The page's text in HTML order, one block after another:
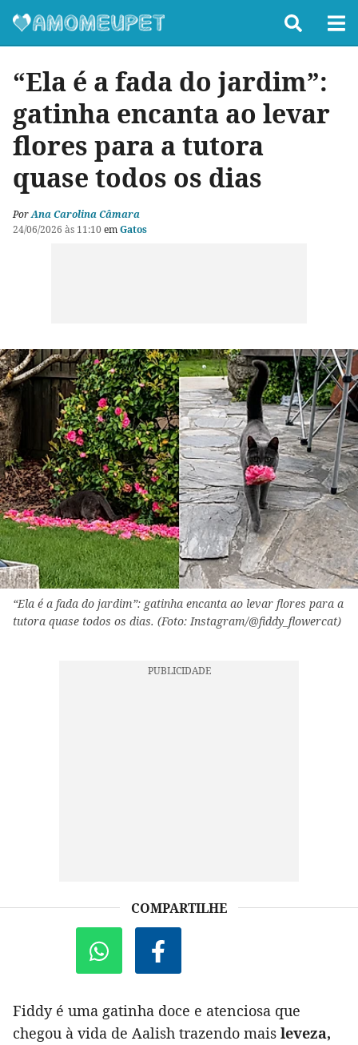
“Ela é a fada do jardim”:
gatinha encanta ao levar
flores para a tutora
quase todos os dias
PorAna Carolina Câmara
24/06/2026 às 11:10 emGatos
“Ela é a fada do jardim”: gatinha encanta ao levar flores para a
tutora quase todos os dias. (Foto: Instagram/@fiddy_flowercat)
COMPARTILHE
Fiddy é uma gatinha doce e atenciosa que
chegou à vida de Aalish trazendo mais leveza,